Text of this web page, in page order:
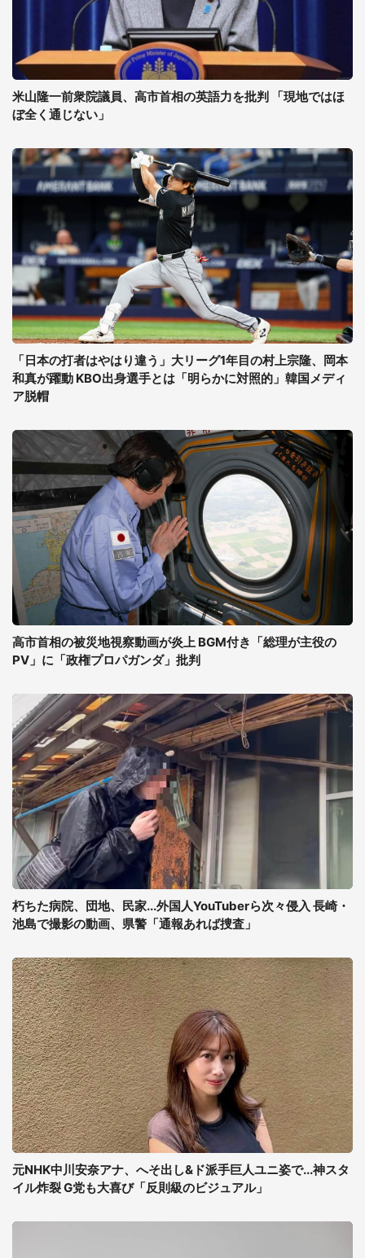
米山隆一前衆院議員、高市首相の英語力を批判 「現地ではほ
ぼ全く通じない」
「日本の打者はやはり違う」大リーグ1年目の村上宗隆、岡本
和真が躍動 KBO出身選手とは「明らかに対照的」韓国メディ
ア脱帽
高市首相の被災地視察動画が炎上 BGM付き「総理が主役の
PV」に「政権プロパガンダ」批判
朽ちた病院、団地、民家...外国人YouTuberら次々侵入 長崎・
池島で撮影の動画、県警「通報あれば捜査」
元NHK中川安奈アナ、へそ出し&ド派手巨人ユニ姿で...神スタ
イル炸裂 G党も大喜び「反則級のビジュアル」